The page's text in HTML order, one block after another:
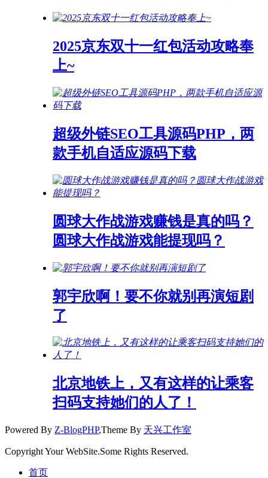
2025京东双十一红包活动攻略奉
上~
超级外链SEO工具源码PHP，两
款手机自适应源码下载
圆球大作战游戏赚钱是真的吗？
圆球大作战游戏能提现吗？
郭宇欣啊！要不你就别再演短剧
了
北京地铁上，又有这样的让乘客
扫码支持她们的人了！
Powered By Z-BlogPHP,Theme By 天兴工作室
Copyright Your WebSite.Some Rights Reserved.
首页